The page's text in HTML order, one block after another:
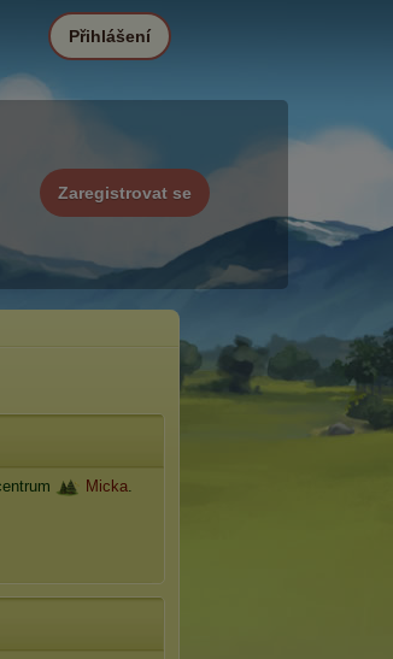
Zaregistrovat se
Přihlášení
Micka.